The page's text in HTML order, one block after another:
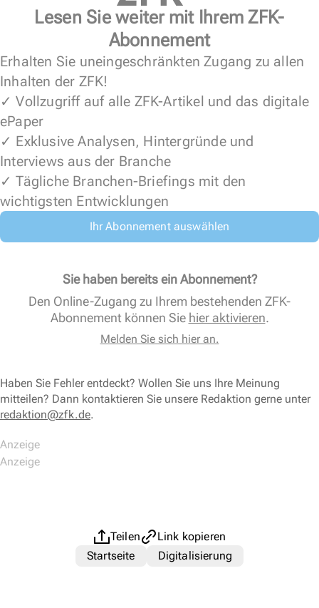
Lesen Sie weiter mit Ihrem ZFK-
Abonnement
Erhalten Sie uneingeschränkten Zugang zu allen
Inhalten der ZFK!
✓ Vollzugriff auf alle ZFK-Artikel und das digitale
ePaper
✓ Exklusive Analysen, Hintergründe und
Interviews aus der Branche
✓ Tägliche Branchen-Briefings mit den
wichtigsten Entwicklungen
Ihr Abonnement auswählen
Sie haben bereits ein Abonnement?
Den Online-Zugang zu Ihrem bestehenden ZFK-
Abonnement können Sie hier aktivieren.
Melden Sie sich hier an.
Haben Sie Fehler entdeckt? Wollen Sie uns Ihre Meinung
mitteilen? Dann kontaktieren Sie unsere Redaktion gerne unter
redaktion@zfk.de.
Teilen
Link kopieren
Startseite
Digitalisierung